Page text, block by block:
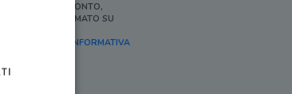
BUONI SCONTO,
ESSERE INFORMATO SU
ART.2 (E),
INFORMATIVA